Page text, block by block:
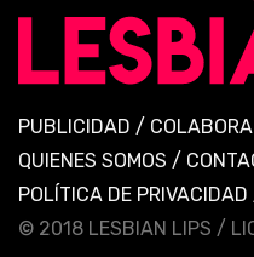
PUBLICIDAD / COLABORA
QUIENES SOMOS /
POLÍTICA DE PRIVACIDAD
© 2018 LESBIAN LIPS /